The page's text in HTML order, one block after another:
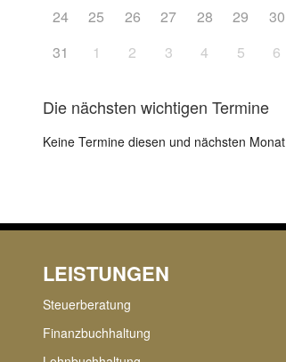
24
25 26 27 28 29
30
31
1 2 3 4 5 6
Die nächsten wichtigen Termine
Keine Termine diesen und nächsten Monat
LEISTUNGEN
Steuerberatung
Finanzbuchhaltung